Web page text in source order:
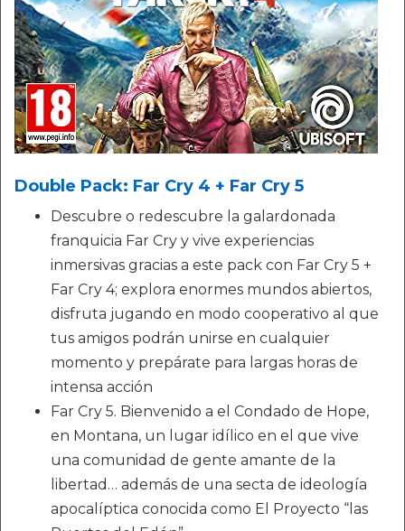
Double Pack: Far Cry 4 + Far Cry 5
Descubre o redescubre la galardonada
franquicia Far Cry y vive experiencias
inmersivas gracias a este pack con Far Cry 5 +
Far Cry 4; explora enormes mundos abiertos,
disfruta jugando en modo cooperativo al que
tus amigos podrán unirse en cualquier
momento y prepárate para largas horas de
intensa acción
Far Cry 5. Bienvenido a el Condado de Hope,
en Montana, un lugar idílico en el que vive
una comunidad de gente amante de la
libertad… además de una secta de ideología
apocalíptica conocida como El Proyecto “las